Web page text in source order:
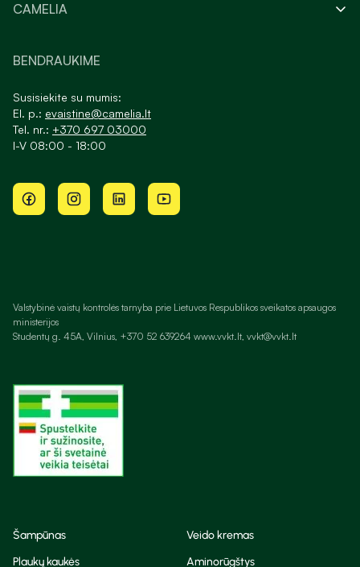
CAMELIA
BENDRAUKIME
Susisiekite su mumis:
El. p.: evaistine@camelia.lt
Tel. nr.: +370 697 03000
I-V 08:00 - 18:00
Valstybinė vaistų kontrolės tarnyba prie Lietuvos Respublikos sveikatos apsaugos
ministerijos
Studentų g. 45A, Vilnius, +370 52 639264 www.vvkt.lt, vvkt@vvkt.lt
Šampūnas
Veido kremas
Plaukų kaukės
Aminorūgštys